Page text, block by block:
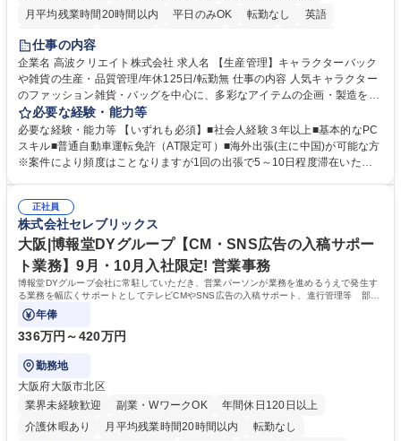
月平均残業時間20時間以内
平日のみOK 転勤なし
英語
住宅手当あり
完全週休2日制
交通費支給 駅近5分以内 中国語 土日祝休み
仕事の内容
企業名 高波クリエイト株式会社 求人名 【生産管理】キャラクターバック
や雑貨の生産・品質管理/年休125日/転勤無 仕事の内容 人気キャラクター
のファッション雑貨・バッグを中心に、多彩なアイテムの企画・製造を手
掛ける当社にて、自社企画・開発商品の生産管理・品質管理を担当。『か
わいい』を届けるやりがいのあるポジションです。 有名ブランドやキャラ
クターライセンスを活用した商品の企画・開発・販売を行っています。企
画段階から納品まで、商品の製造に関わる全てのプロセスにおいて、生産
元様とのやり取り、輸入関連の書類の管理、国内倉庫での品質チェック、
工場開拓などがございます。 募集職種 【生産管理】キャラクターバック
や雑貨の生産・品質管理/年休125日/転勤無
必要な経験・能力等
必要な経験・能力等 【いずれも必須】■社会人経験３年以上■基本的なPC
スキル■普通自動車運転免許（AT限定可）■海外出張(主に中国)が可能な方
※案件により頻度はことなりますが1回の出張で5～10日程度滞在いただ
め、『コツコツと実直に取り組める方』 ・工場やライセンス元を含む社内
外関係者と友好なコミュニケーションが取れる方 ※折衝は営業担当がメイ
ンで行います。 学歴・資格 学歴：大学院 大学 高専 短大 専修学校 高校 語
学力： 資格：
正社員
株式会社セレブリックス
大阪|博報堂DYグループ【CM・SNS広告の入稿サポー
ト業務】9月・10月入社限定! 営業事務
博報堂DYグループ会社に常駐していただき、営業パーソンが業務を進めるうえで発生す
る業務を幅広くサポートとしてテレビCMやSNS広告の入稿サポート、進行管理等 部内
アシスタントとしての業務をお任せします。
年俸
336万円～420万円
勤務地
大阪府大阪市北区
業界未経験歓迎
副業・WワークOK
年間休日120日以上
介護休暇あり
月平均残業時間20時間以内
転勤なし